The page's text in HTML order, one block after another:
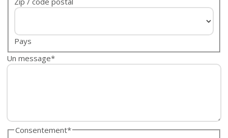
Pays
Un message*
Consentement*